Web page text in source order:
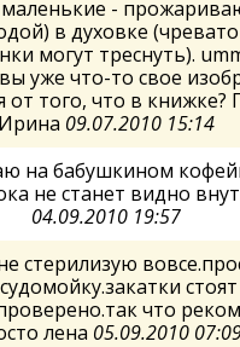
маленькие -
в духовке
могут треснуть).
уже что-то свое
того, что в книжке?
Ирина 09.07.2010 15:14
на бабушкином
не станет видно
04.09.2010 19:57
стерилизую
стоят
что
лена 05.09.2010